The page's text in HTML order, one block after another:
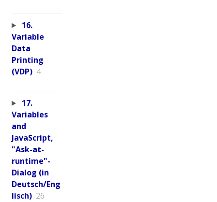
16.
Variable
Data
Printing
(VDP) 4
17.
Variables
and
JavaScript,
"Ask-at-
runtime"-
Dialog (in
Deutsch/Eng
lisch) 26